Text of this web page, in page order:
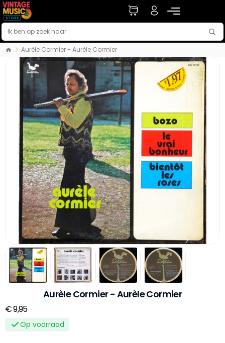
Aurèle Cormier - Aurèle Cormier
Aurèle Cormier - Aurèle Cormier
€ 9,95
Op voorraad